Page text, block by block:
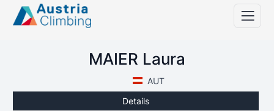
MAIER Laura
AUT
Details